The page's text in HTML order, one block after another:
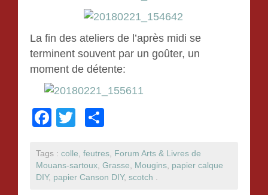
La fin des ateliers de l’après midi se
terminent souvent par un goûter, un
moment de détente:
F
c
e
tt
er
ta
g
Tags : colle, feutres, Forum Arts & Livres de
Mouans-sartoux, Grasse, Mougins, papier calque
DIY, papier Canson DIY, scotch .